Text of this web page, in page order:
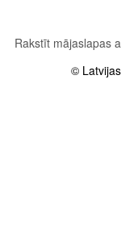
Rakstīt mājaslapas
©